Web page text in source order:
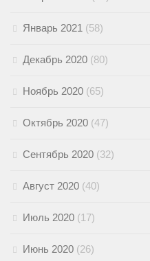
Январь 2021 (58)
Декабрь 2020 (80)
Ноябрь 2020 (65)
Октябрь 2020 (47)
Сентябрь 2020 (32)
Август 2020 (40)
Июль 2020 (17)
Июнь 2020 (26)